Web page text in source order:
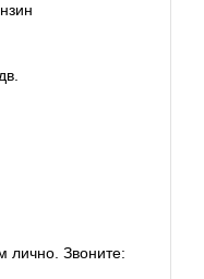
лично. Звоните: